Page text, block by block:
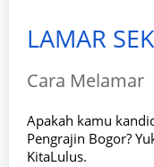
LAMAR
Cara Melamar
Apakah kamu
Pengrajin Bogor?
KitaLulus.